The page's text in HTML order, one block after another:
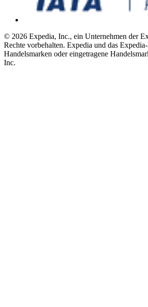
© 2026 Expedia, Inc., ein Unternehmen der
Rechte vorbehalten. Expedia und das
Handelsmarken oder eingetragene
Inc.